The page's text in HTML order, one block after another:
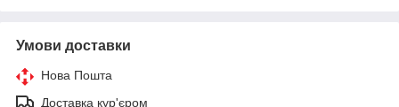
Умови доставки
Нова Пошта
Доставка кур'єром